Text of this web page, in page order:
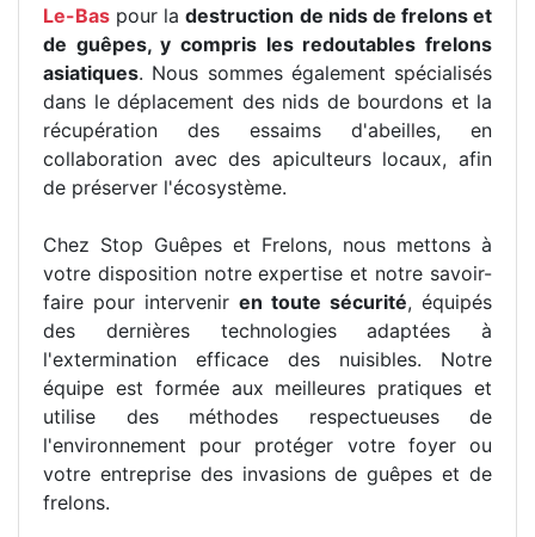
Le-Bas pour ladestruction de nids de frelons et
de guêpes, y compris les redoutables frelons
asiatiques. Nous sommes également spécialisés
dans le déplacement des nids de bourdons et la
récupération des essaims d'abeilles, en
collaboration avec des apiculteurs locaux, afin
de préserver l'écosystème.
Chez Stop Guêpes et Frelons, nous mettons à
votre disposition notre expertise et notre savoir-
faire pour intervenir en toute sécurité, équipés
des dernières technologies adaptées à
l'extermination efficace des nuisibles. Notre
équipe est formée aux meilleures pratiques et
utilise des méthodes respectueuses de
l'environnement pour protéger votre foyer ou
votre entreprise des invasions de guêpes et de
frelons.